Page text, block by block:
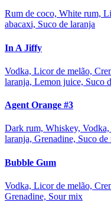
Rum de coco, White rum,
abacaxi, Suco de laranja
In A Jiffy
Vodka, Licor de melão,
laranja, Lemon juice, Suco
Agent Orange #3
Dark rum, Whiskey,
laranja, Grenadine, Suco de
Bubble Gum
Vodka, Licor de melão,
Grenadine, Sour mix